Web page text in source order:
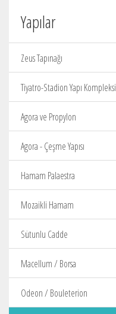
Yapılar
Zeus Tapınağı
Tiyatro-Stadion Yapı Kompleksi
Agora ve Propylon
Agora - Çeşme Yapısı
Hamam Palaestra
Mozaikli Hamam
Sütunlu Cadde
Macellum / Borsa
Odeon / Bouleterion